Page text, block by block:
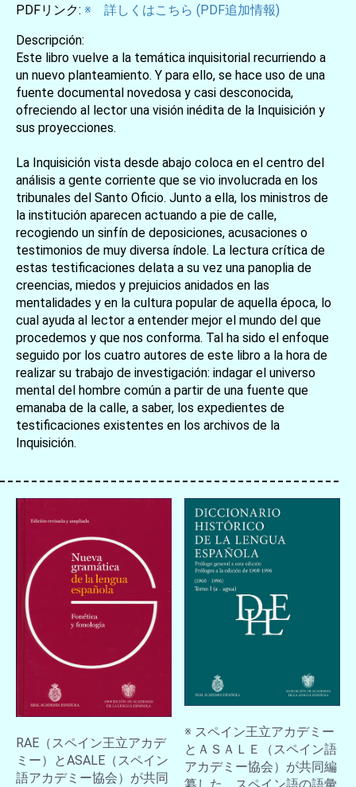
PDFリンク: ※ 詳しくはこちら (PDF追加情報)
Descripción:
Este libro vuelve a la temática inquisitorial recurriendo a
un nuevo planteamiento. Y para ello, se hace uso de una
fuente documental novedosa y casi desconocida,
ofreciendo al lector una visión inédita de la Inquisición y
sus proyecciones.
La Inquisición vista desde abajo coloca en el centro del
análisis a gente corriente que se vio involucrada en los
tribunales del Santo Oficio. Junto a ella, los ministros de
la institución aparecen actuando a pie de calle,
recogiendo un sinfín de deposiciones, acusaciones o
testimonios de muy diversa índole. La lectura crítica de
estas testificaciones delata a su vez una panoplia de
creencias, miedos y prejuicios anidados en las
mentalidades y en la cultura popular de aquella época, lo
cual ayuda al lector a entender mejor el mundo del que
procedemos y que nos conforma. Tal ha sido el enfoque
seguido por los cuatro autores de este libro a la hora de
realizar su trabajo de investigación: indagar el universo
mental del hombre común a partir de una fuente que
emanaba de la calle, a saber, los expedientes de
testificaciones existentes en los archivos de la
Inquisición.
RAE（スペイン王立アカデ
ミー）とASALE（スペイン
語アカデミー協会）が共同
※ スペイン王立アカデミー
とＡＳＡＬＥ（スペイン語
アカデミー協会）が共同編